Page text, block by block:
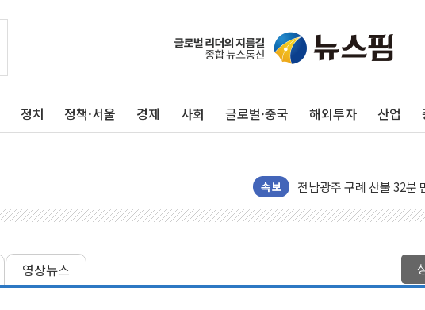
정치 정책·서울 경제 사회 글로벌·중국 해외투자 산업
속보
국민의힘 윤리위, '부산
수박으로 여름 나는 하마
캠코, 5918억원 규모 압
[시승기] 공간·승차감 잡
[종합] 청도 흥선리 야산
영상뉴스